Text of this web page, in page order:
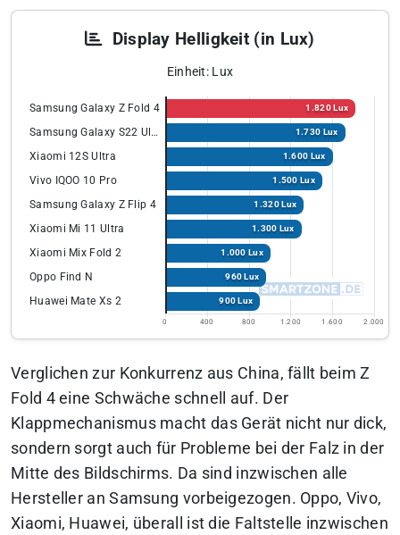
Display Helligkeit (in Lux)
Einheit: Lux
Samsung Galaxy Z Fold 4 1.820 Lux
Samsung Galaxy S22 Ultra 1.730 Lux
Xiaomi 12S Ultra 1.600 Lux
Vivo IQOO 10 Pro 1.500 Lux
Samsung Galaxy Z Flip 4 1.320 Lux
Xiaomi Mi 11 Ultra 1.300 Lux
Xiaomi Mix Fold 2 1.000 Lux
Oppo Find N 960 Lux
Huawei Mate Xs 2 900 Lux
0 400 800 1.200 1.600 2.000
Verglichen zur Konkurrenz aus China, fällt beim Z
Fold 4 eine Schwäche schnell auf. Der
Klappmechanismus macht das Gerät nicht nur dick,
sondern sorgt auch für Probleme bei der Falz in der
Mitte des Bildschirms. Da sind inzwischen alle
Hersteller an Samsung vorbeigezogen. Oppo, Vivo,
Xiaomi, Huawei, überall ist die Faltstelle inzwischen